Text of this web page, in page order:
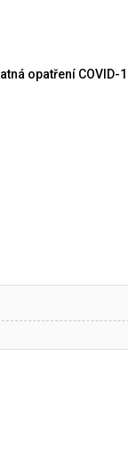
opatření COVID-